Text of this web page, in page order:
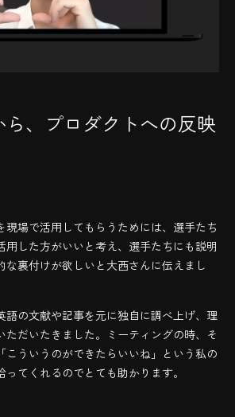
、プロダクトへの反映
現場で活用してもらうためには、選手たち
用した方がいいと考え、選手たちにも説明
な裏付けが欲しいと大西さんに伝えまし
語の文献や記事を元に独自に調べ上げ、理
ただいたきました。ミーティングの時、そ
こういうのができたらいいね」という私の
てくれるのでとても助かります。